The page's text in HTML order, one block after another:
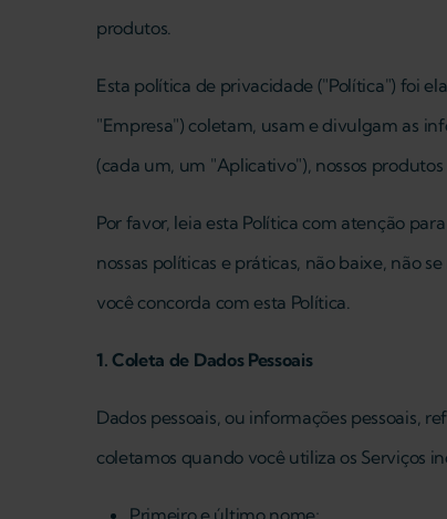
produtos.
Esta política de privacidade ("Política") foi
"Empresa") coletam, usam e divulgam as
(cada um, um "Aplicativo"), nossos
Por favor, leia esta Política com atenção
nossas políticas e práticas, não baixe, não
você concorda com esta Política.
1. Coleta de Dados Pessoais
Dados pessoais, ou informações pessoais,
coletamos quando você utiliza os Serviços
Primeiro e último nome;